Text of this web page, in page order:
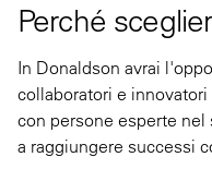
Perché
In Donaldson avrai
collaboratori e
con persone esperte
a raggiungere successi